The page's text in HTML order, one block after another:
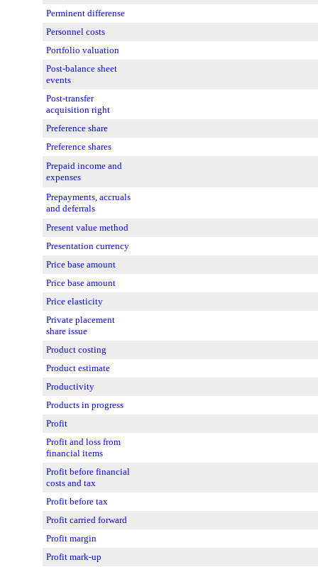
Perminent differense
Personnel costs
Portfolio valuation
Post-balance sheet
events
Post-transfer
acquisition right
Preference share
Preference shares
Prepaid income and
expenses
Prepayments, accruals
and deferrals
Present value method
Presentation currency
Price base amount
Price base amount
Price elasticity
Private placement
share issue
Product costing
Product estimate
Productivity
Products in progress
Profit
Profit and loss from
financial items
Profit before financial
costs and tax
Profit before tax
Profit carried forward
Profit margin
Profit mark-up